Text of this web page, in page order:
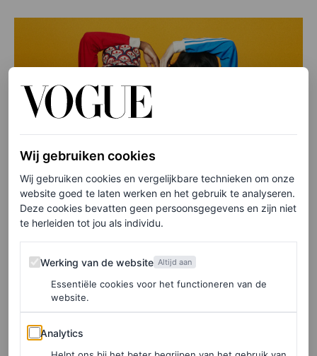
Wij gebruiken cookies
Wij gebruiken cookies en vergelijkbare technieken om onze
website goed te laten werken en het gebruik te analyseren.
Deze cookies bevatten geen persoonsgegevens en zijn niet
te herleiden tot jou als individu.
Werking van de website
Werking van de website Altijd aan
Essentiële cookies voor het functioneren van de
website.
Analytics
Analytics